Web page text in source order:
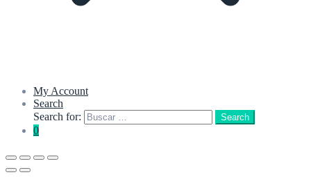
My Account
Search
Search for:
Search
0